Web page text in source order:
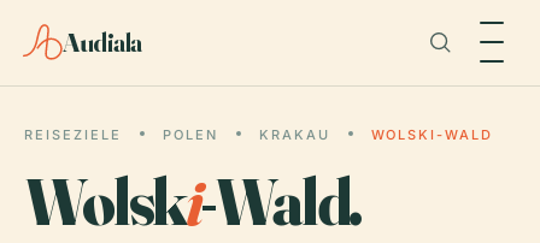
Audiala
REISEZIELE POLEN KRAKAU WOLSKI-WALD
Wolski-Wald.